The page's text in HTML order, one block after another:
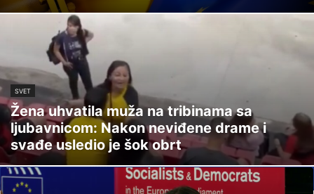
SVET
Žena uhvatila muža na tribinama sa
ljubavnicom: Nakon neviđene drame i
svađe usledio je šok obrt